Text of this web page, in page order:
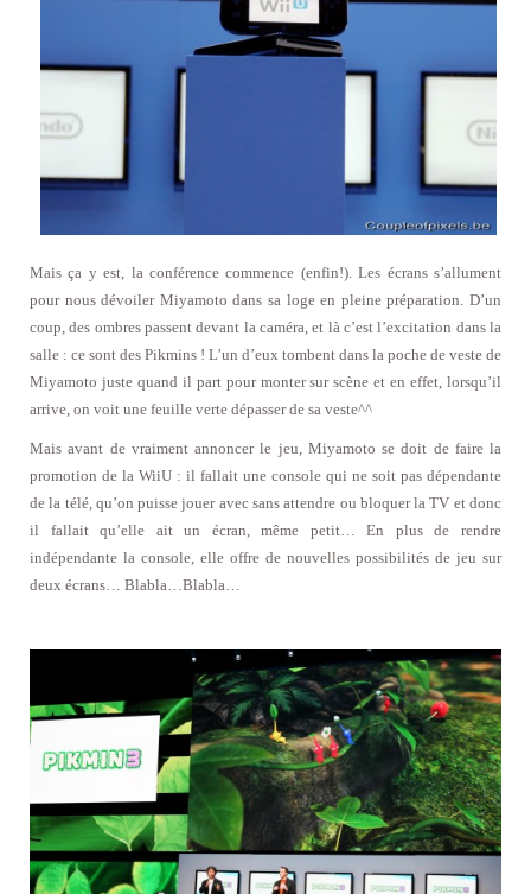
Mais ça y est, la conférence commence (enfin!). Les écrans s’allument
pour nous dévoiler Miyamoto dans sa loge en pleine préparation. D’un
coup, des ombres passent devant la caméra, et là c’est l’excitation dans la
salle : ce sont des Pikmins ! L’un d’eux tombent dans la poche de veste de
Miyamoto juste quand il part pour monter sur scène et en effet, lorsqu’il
arrive, on voit une feuille verte dépasser de sa veste^^
Mais avant de vraiment annoncer le jeu, Miyamoto se doit de faire la
promotion de la WiiU : il fallait une console qui ne soit pas dépendante
de la télé, qu’on puisse jouer avec sans attendre ou bloquer la TV et donc
il fallait qu’elle ait un écran, même petit… En plus de rendre
indépendante la console, elle offre de nouvelles possibilités de jeu sur
deux écrans… Blabla…Blabla…